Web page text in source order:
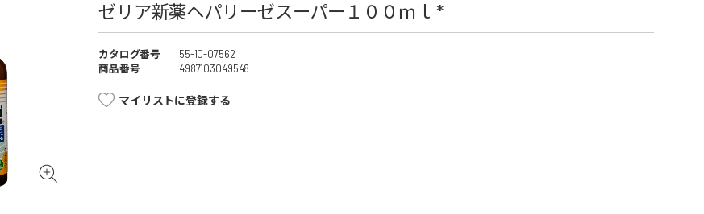
ゼリア新薬ヘパリーゼスーパー１００ｍｌ *
カタログ番号
55-10-07562
商品番号
4987103049548
マイリストに登録する